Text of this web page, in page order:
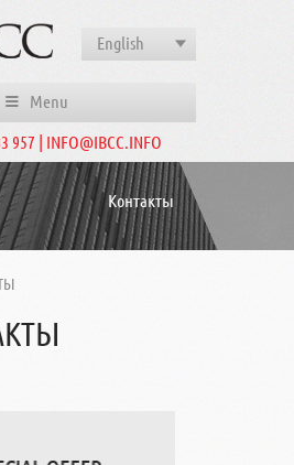
English
Menu
957 | INFO@IBCC.INFO
Контакты